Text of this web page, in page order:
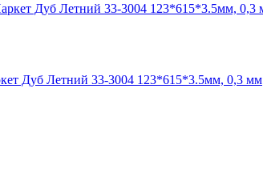
Дуб Летний 33-3004 123*615*3.5мм, 0,3 мм